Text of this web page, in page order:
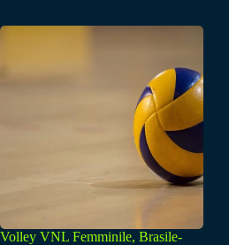
Volley VNL Femminile, Brasile-